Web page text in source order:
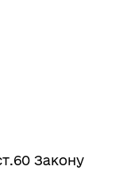
Закону